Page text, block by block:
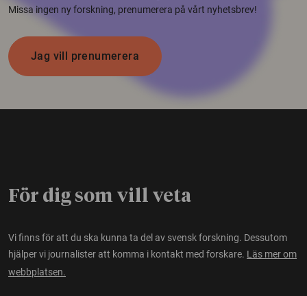
Missa ingen ny forskning, prenumerera på vårt nyhetsbrev!
Jag vill prenumerera
För dig som vill veta
Vi finns för att du ska kunna ta del av svensk forskning. Dessutom
hjälper vi journalister att komma i kontakt med forskare. Läs mer om
webbplatsen.